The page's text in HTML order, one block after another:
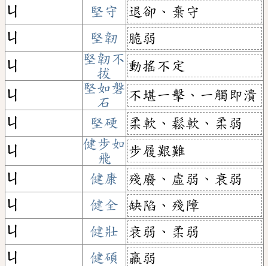
ㄐ
堅守
退卻、棄守
ㄐ
堅韌
脆弱
ㄐ
堅韌不
拔
動搖不定
ㄐ
堅如磐
石
不堪一擊、一觸即潰
ㄐ
堅硬
柔軟、鬆軟、柔弱
ㄐ
健步如
飛
步履艱難
ㄐ
健康
殘廢、虛弱、衰弱
ㄐ
健全
缺陷、殘障
ㄐ
健壯
衰弱、柔弱
ㄐ
健碩
羸弱